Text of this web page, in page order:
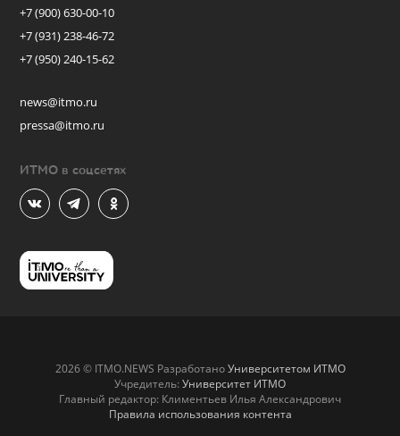
+7 (900) 630-00-10
+7 (931) 238-46-72
+7 (950) 240-15-62
news@itmo.ru
pressa@itmo.ru
ИТМО в соцсетях
2026 © ITMO.NEWS РазработаноУниверситетом ИТМО
Учредитель: Университет ИТМО
Главный редактор: Климентьев Илья Александрович
Правила использования контента